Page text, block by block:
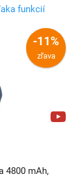
funkcií
-11%
zľava
4800 mAh,